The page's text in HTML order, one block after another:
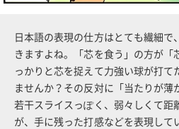
日本語の表現の仕方はとても繊細で
きますよね。「芯を食う」の方が「
っかりと芯を捉えて力強い球が打て
ませんか？その反対に「当たりが薄
若干スライスっぽく、弱々しくて距
が、手に残った打感などを表現して